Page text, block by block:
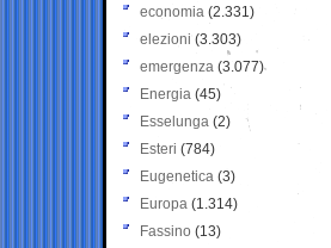
economia (2.331)
elezioni (3.303)
emergenza (3.077)
Energia (45)
Esselunga (2)
Esteri (784)
Eugenetica (3)
Europa (1.314)
Fassino (13)